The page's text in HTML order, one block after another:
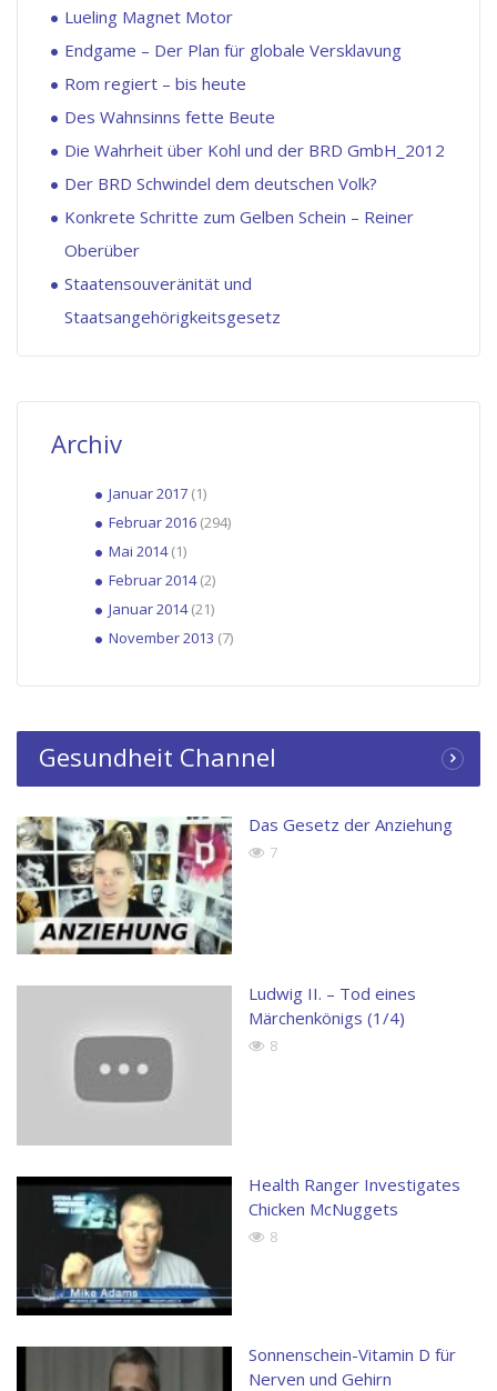
Lueling Magnet Motor
Endgame – Der Plan für globale Versklavung
Rom regiert – bis heute
Des Wahnsinns fette Beute
Die Wahrheit über Kohl und der BRD GmbH_2012
Der BRD Schwindel dem deutschen Volk?
Konkrete Schritte zum Gelben Schein – Reiner
Oberüber
Staatensouveränität und
Staatsangehörigkeitsgesetz
Archiv
Januar 2017 (1)
Februar 2016 (294)
Mai 2014(1)
Februar 2014(2)
Januar 2014(21)
November 2013 (7)
Gesundheit Channel
Das Gesetz der Anziehung
7
Ludwig II. – Tod eines
Märchenkönigs (1/4)
8
Health Ranger Investigates
Chicken McNuggets
8
Sonnenschein-Vitamin D für
Nerven und Gehirn